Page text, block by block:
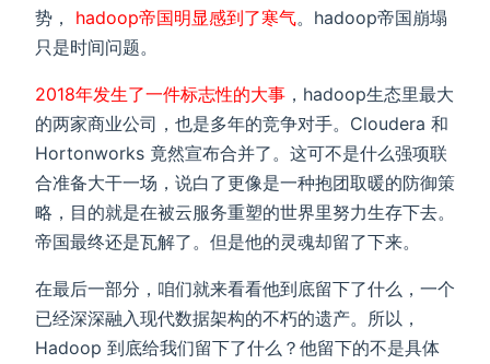
势，
hadoop帝国明显感到了寒气。hadoop帝国崩塌
只是时间问题。
2018年发生了一件标志性的大事 ，hadoop生态里最大
的两家商业公司，也是多年的竞争对手。Cloudera 和
Hortonworks 竟然宣布合并了。这可不是什么强项联
合准备大干一场，说白了更像是一种抱团取暖的防御策
略，目的就是在被云服务重塑的世界里努力生存下去。
帝国最终还是瓦解了。但是他的灵魂却留了下来。
在最后一部分，咱们就来看看他到底留下了什么，一个
已经深深融入现代数据架构的不朽的遗产。所以，
Hadoop 到底给我们留下了什么？他留下的不是具体